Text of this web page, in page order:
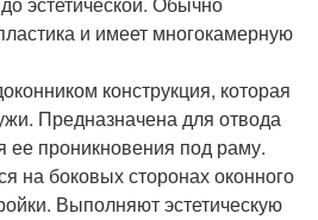
и имеет многокамерную
конструкция, которая
Предназначена для отвода
проникновения под раму.
на боковых сторонах оконного
Выполняют эстетическую